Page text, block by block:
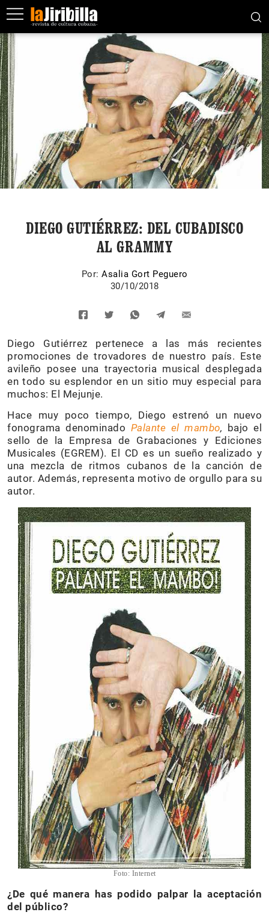
DIEGO GUTIÉRREZ: DEL CUBADISCO
AL GRAMMY
Por: Asalia Gort Peguero
30/10/2018
Diego Gutiérrez pertenece a las más recientes
promociones de trovadores de nuestro país. Este
avileño posee una trayectoria musical desplegada
en todo su esplendor en un sitio muy especial para
muchos: El Mejunje.
Hace muy poco tiempo, Diego estrenó un nuevo
fonograma denominado Palante el mambo, bajo el
sello de la Empresa de Grabaciones y Ediciones
Musicales (EGREM). El CD es un sueño realizado y
una mezcla de ritmos cubanos de la canción de
autor. Además, representa motivo de orgullo para su
autor.
Foto: Internet
¿De qué manera has podido palpar la aceptación
del público?